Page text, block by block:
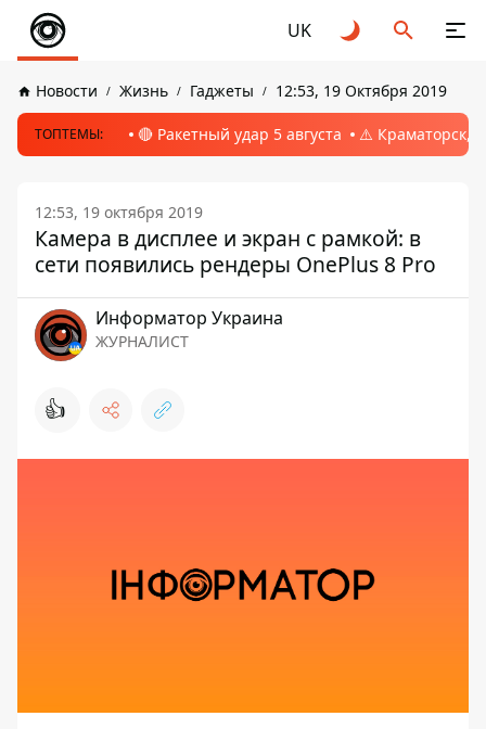
UK
Новости Жизнь Гаджеты 12:53, 19 Октября 2019
ТОПТЕМЫ: 🔴 Ракетный удар 5 августа ⚠️ Краматорск,
12:53, 19 октября 2019
Камера в дисплее и экран с рамкой: в
сети появились рендеры OnePlus 8 Pro
Информатор Украина
ЖУРНАЛИСТ
👍